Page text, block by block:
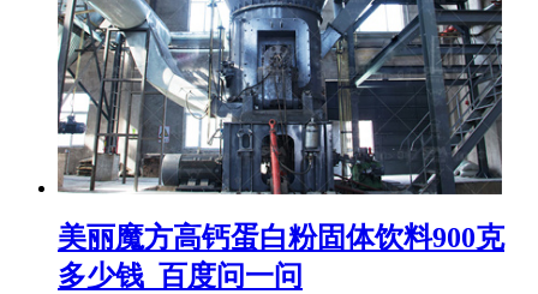
美丽魔方高钙蛋白粉固体饮料900克
多少钱_百度问一问